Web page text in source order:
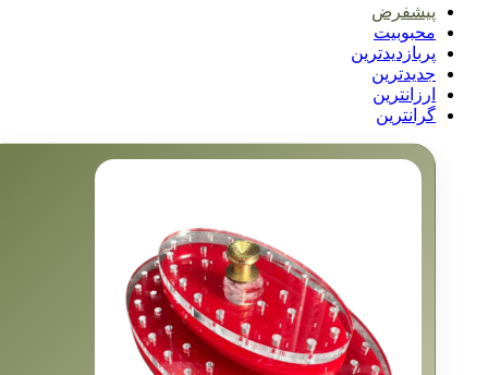
پیشفرض
محبوبیت
پربازدیدترین
جدیدترین
ارزانترین
گرانترین